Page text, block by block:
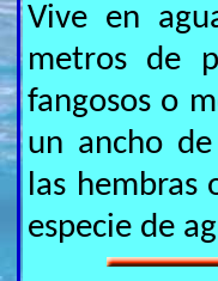
Vive en
metros de
fangosos o
un ancho
las hembras
especie de